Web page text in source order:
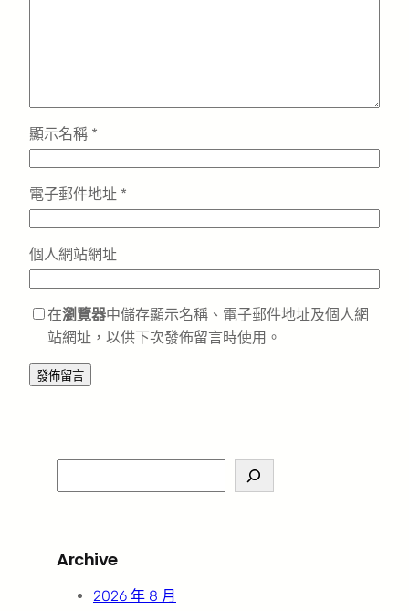
顯示名稱 *
電子郵件地址 *
個人網站網址
在瀏覽器中儲存顯示名稱、電子郵件地址及個人網
站網址，以供下次發佈留言時使用。
e
c
Archive
2026 年 8 月